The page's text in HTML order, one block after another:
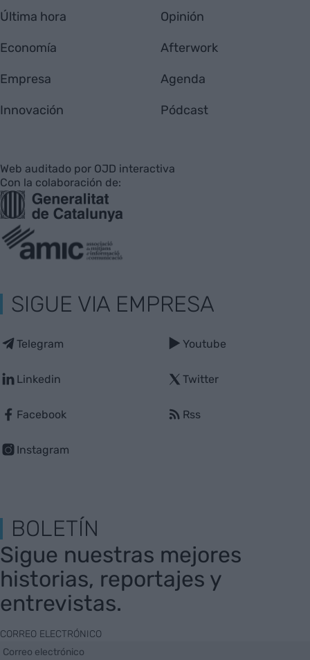
Última hora
Economía
Empresa
Innovación
Opinión
Afterwork
Agenda
Pódcast
Web auditado por OJD interactiva
Con la colaboración de:
SIGUE VIA EMPRESA
Telegram
Linkedin
Facebook
Instagram
Youtube
Twitter
Rss
BOLETÍN
Sigue nuestras mejores
historias, reportajes y
entrevistas.
CORREO ELECTRÓNICO